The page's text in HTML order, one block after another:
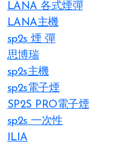
LANA 各式煙彈
LANA主機
sp2s 煙 彈​
思博瑞
sp2s主機
sp2s電子煙
SP2S PRO電子煙
sp2s 一次性
ILIA